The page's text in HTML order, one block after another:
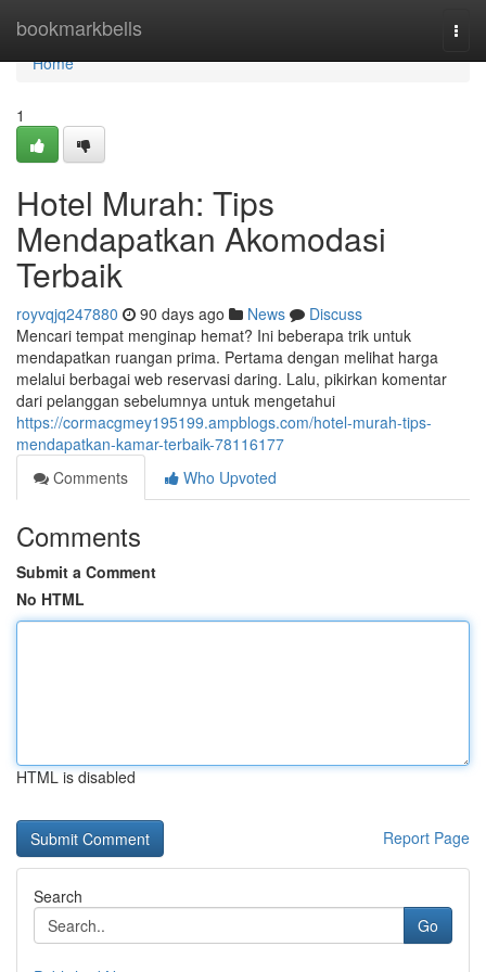
bookmarkbells
Home
Home
1
Hotel Murah: Tips
Mendapatkan Akomodasi
Terbaik
royvqjq247880 90 days ago News
Discuss
Mencari tempat menginap hemat? Ini beberapa trik untuk
mendapatkan ruangan prima. Pertama dengan melihat harga
melalui berbagai web reservasi daring. Lalu, pikirkan komentar
dari pelanggan sebelumnya untuk mengetahui
https://cormacgmey195199.ampblogs.com/hotel-murah-tips-
mendapatkan-kamar-terbaik-78116177
Comments
Who Upvoted
Comments
Submit a Comment
No HTML
HTML is disabled
Report Page
Search
Go